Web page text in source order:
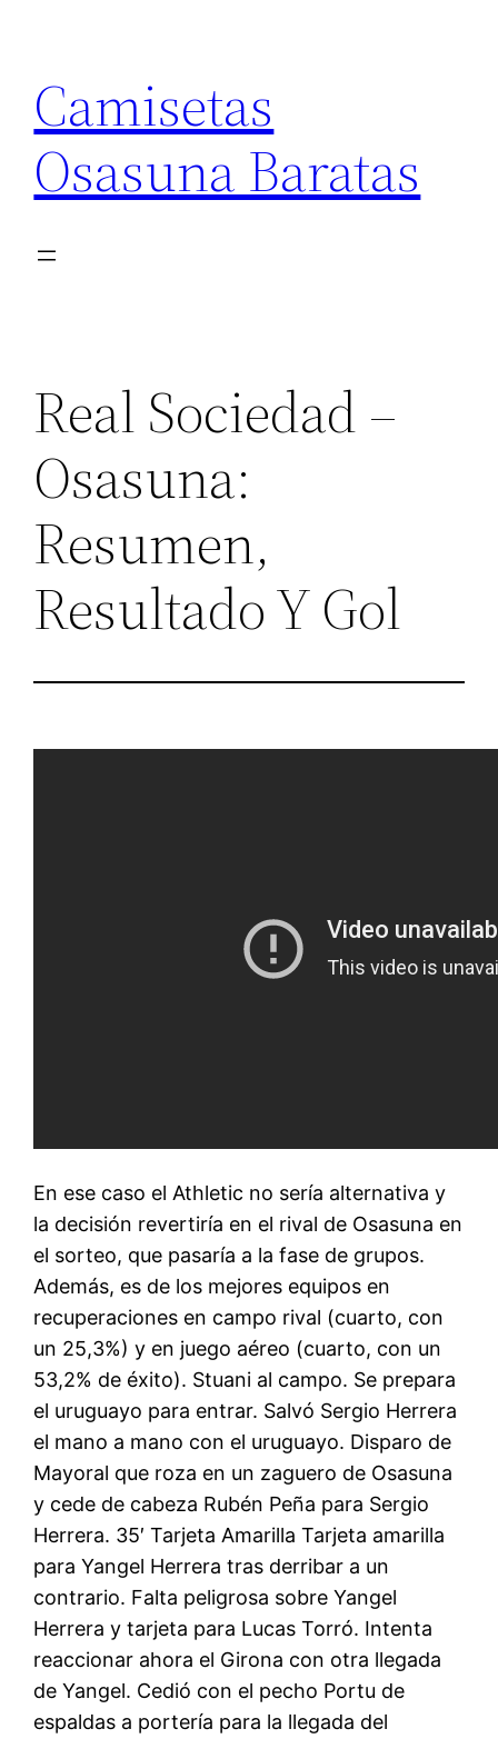
contenido
Camisetas
Osasuna Baratas
Real Sociedad –
Osasuna:
Resumen,
Resultado Y Gol
En ese caso el Athletic no sería alternativa y
la decisión revertiría en el rival de Osasuna en
el sorteo, que pasaría a la fase de grupos.
Además, es de los mejores equipos en
recuperaciones en campo rival (cuarto, con
un 25,3%) y en juego aéreo (cuarto, con un
53,2% de éxito). Stuani al campo. Se prepara
el uruguayo para entrar. Salvó Sergio Herrera
el mano a mano con el uruguayo. Disparo de
Mayoral que roza en un zaguero de Osasuna
y cede de cabeza Rubén Peña para Sergio
Herrera. 35′ Tarjeta Amarilla Tarjeta amarilla
para Yangel Herrera tras derribar a un
contrario. Falta peligrosa sobre Yangel
Herrera y tarjeta para Lucas Torró. Intenta
reaccionar ahora el Girona con otra llegada
de Yangel. Cedió con el pecho Portu de
espaldas a portería para la llegada del